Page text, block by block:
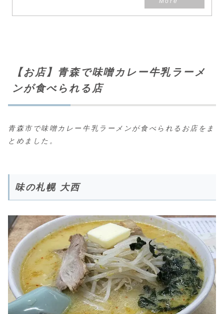
【お店】青森で味噌カレー牛乳ラーメ
ンが食べられる店
青森市で味噌カレー牛乳ラーメンが食べられるお店をま
とめました。
味の札幌 大西